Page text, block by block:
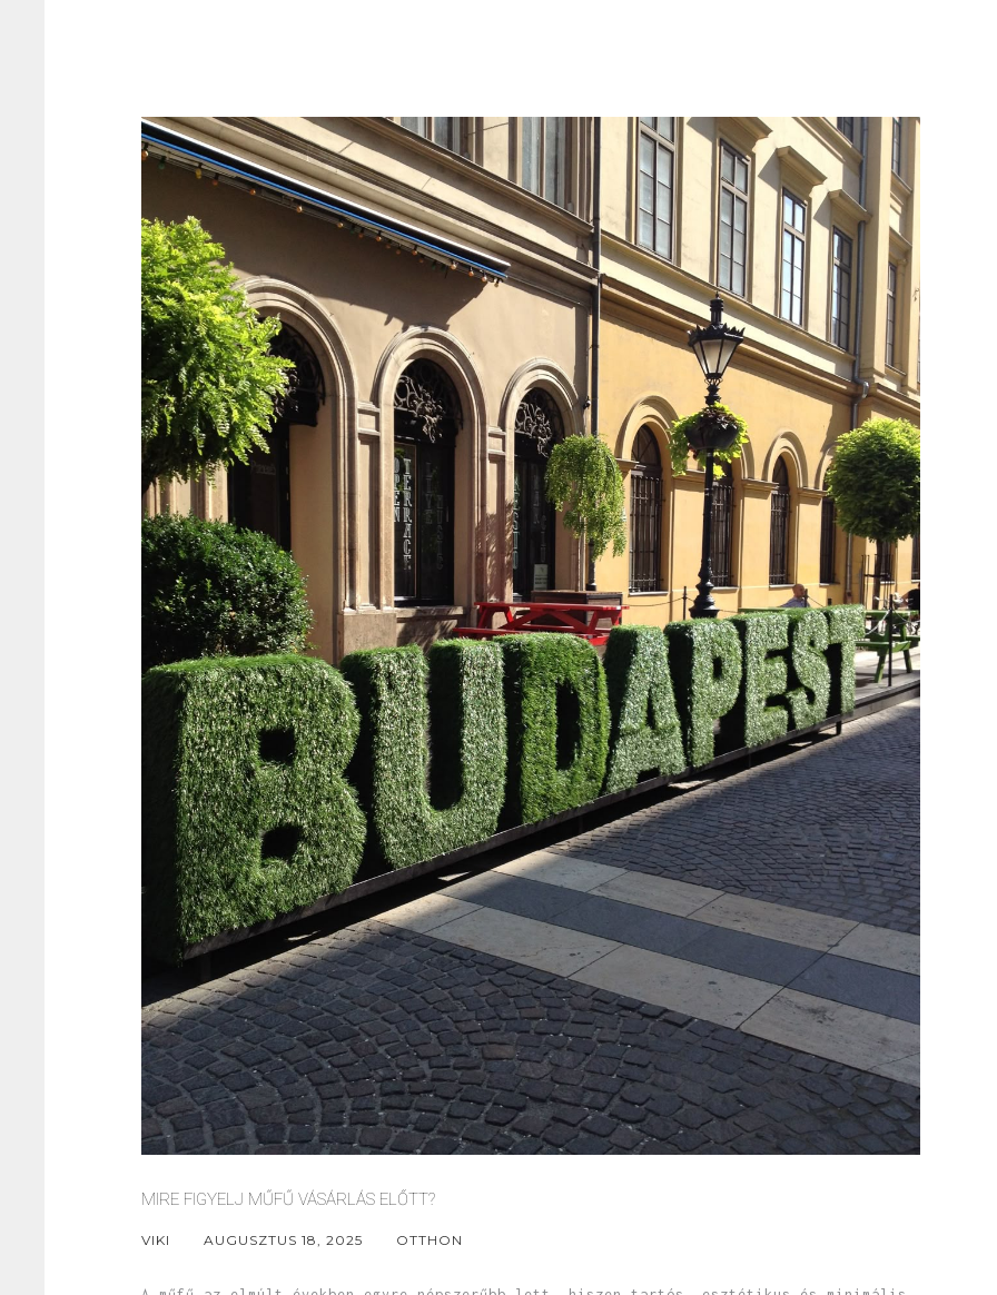
MIRE FIGYELJ MŰFŰ VÁSÁRLÁS ELŐTT?
VIKI AUGUSZTUS 18, 2025 OTTHON